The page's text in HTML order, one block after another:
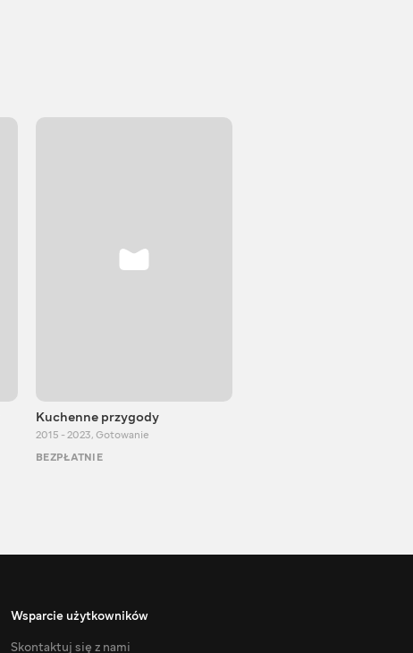
Kuchenne przygody
2015 - 2023, Gotowanie
BEZPŁATNIE
Wsparcie użytkowników
Skontaktuj się z nami